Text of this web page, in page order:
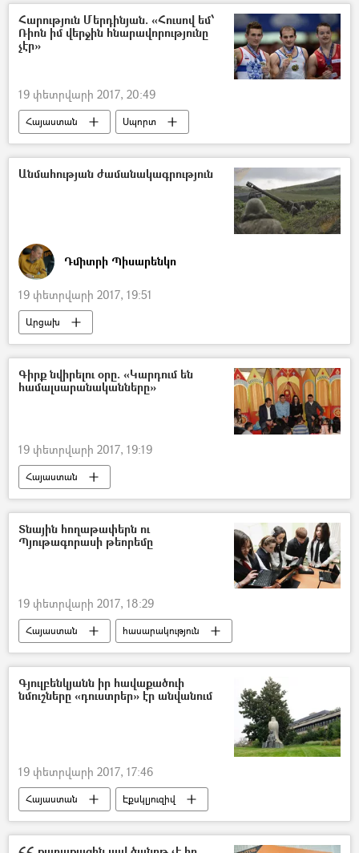
Հարություն Մերդինյան. «Հուսով եմ՝
Ռիոն իմ վերջին հնարավորությունը
չէր»
19 փետրվարի 2017, 20:49
Հայաստան Սպորտ
Անմահության ժամանակագրություն
Դմիտրի Պիսարենկո
19 փետրվարի 2017, 19:51
Արցախ
Գիրք նվիրելու օրը. «Կարդում են
համալսարանականները»
19 փետրվարի 2017, 19:19
Հայաստան
Տնային հողաթափերն ու
Պյութագորասի թեորեմը
19 փետրվարի 2017, 18:29
Հայաստան հասարակություն
Գյուլբենկյանն իր հավաքածուի
նմուշները «դուստրեր» էր անվանում
19 փետրվարի 2017, 17:46
Հայաստան Էքսկլյուզիվ